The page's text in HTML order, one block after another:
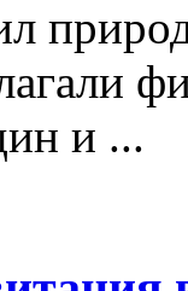
и ...